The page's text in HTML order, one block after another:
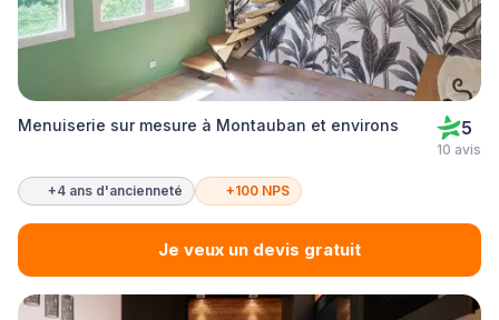
Menuiserie sur mesure à Montauban et environs 5
10 avis
+4 ans d'ancienneté +100 NPS
Je veux un devis gratuit